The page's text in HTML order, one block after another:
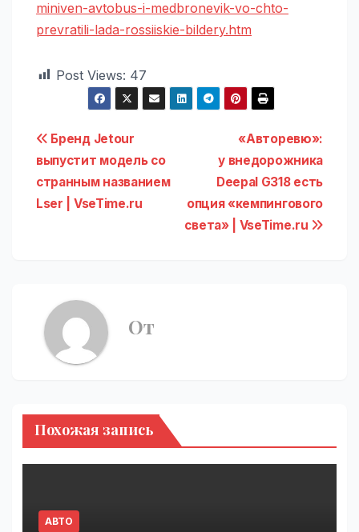
miniven-avtobus-i-medbronevik-vo-chto-
prevratili-lada-rossiiskie-bildery.htm
Post Views: 47
Навигация
по
записям
«Авторевю»:
у внедорожника
Deepal G318 есть
опция «кемпингового
света» | VseTime.ru
Бренд Jetour
выпустит модель со
странным названием
Lser | VseTime.ru
От
Похожая запись
АВТО